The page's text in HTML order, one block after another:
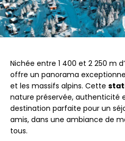
Nichée entre 1 400 et 2 250 m
offre un panorama
et les massifs alpins. Cette
nature préservée, authenticité
destination parfaite pour un
amis, dans une ambiance de
tous.